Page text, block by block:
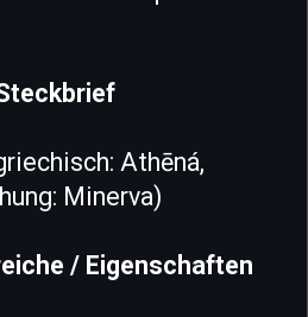
Athēná,
Minerva)
/ Eigenschaften